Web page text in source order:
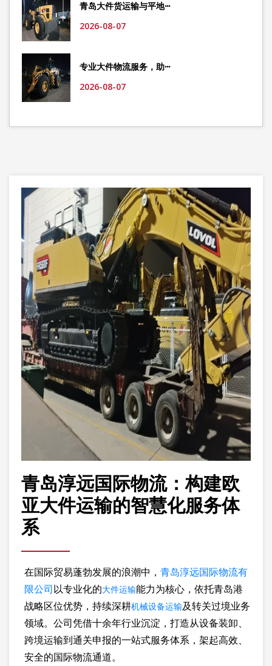
青岛大件货运输与平地···
2026-08-07
专业大件物流服务，助···
2026-08-07
青岛淳远国际物流：构建欧
亚大件运输的智慧化服务体
系
在国际贸易蓬勃发展的浪潮中， 青岛淳远国际物流有
限公司 以专业化的大件运输能力为核心，依托青岛港
战略区位优势，持续深耕机械设备运输及转关过境业务
领域。公司凭借十余年行业沉淀，打造从设备装卸、
跨境运输到通关申报的一站式服务体系，架起高效、
安全的国际物流通道。